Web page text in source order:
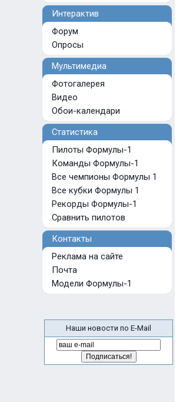
Интерактив
Форум
Опросы
Мультимедиа
Фотогалерея
Видео
Обои-календари
Статистика
Пилоты Формулы-1
Команды Формулы-1
Все чемпионы Формулы 1
Все кубки Формулы 1
Рекорды Формулы-1
Сравнить пилотов
Контакты
Реклама на сайте
Почта
Модели Формулы-1
Наши новости по E-Mail